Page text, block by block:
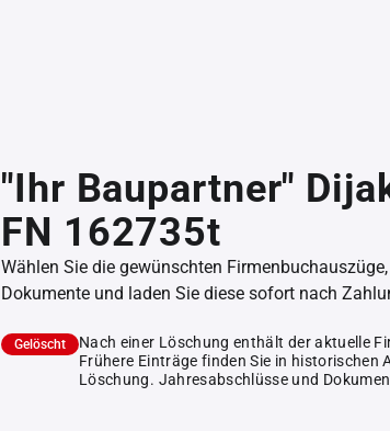
"Ihr Baupartner"
FN 162735t
Wählen Sie die gewünschten
Dokumente und laden Sie diese sofort nach
Gelöscht
Nach einer Löschung enthält der aktuelle
Frühere Einträge finden Sie in historischen
Löschung. Jahresabschlüsse und